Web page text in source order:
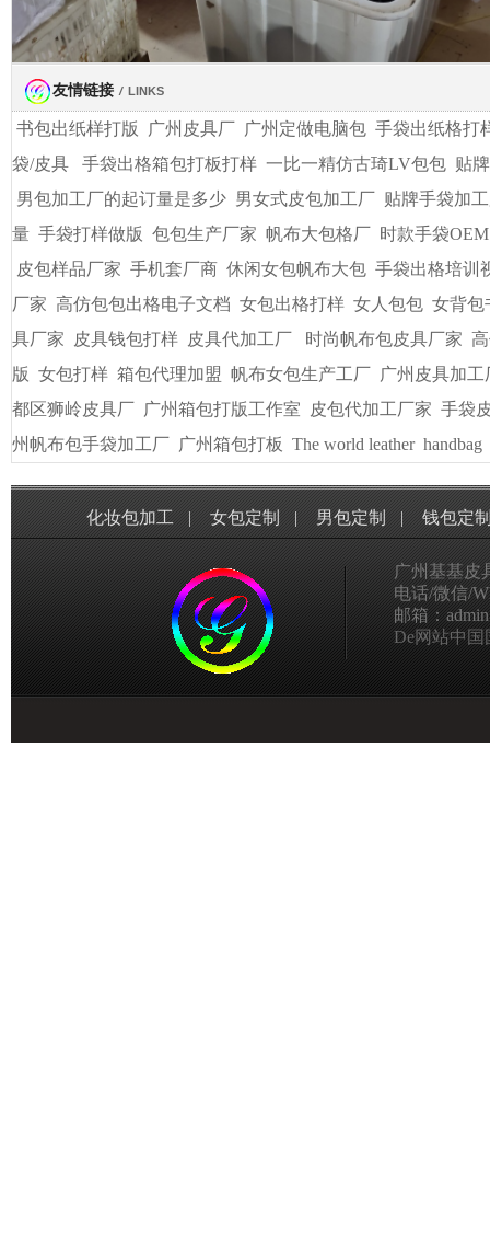
友情链接 / LINKS
书包出纸样打版 广州皮具厂 广州定做电脑包 手袋出纸格打
袋/皮具
手袋出格箱包打板打样 一比一精仿古琦LV包包 贴
男包加工厂的起订量是多少 男女式皮包加工厂 贴牌手袋加
量 手袋打样做版 包包生产厂家 帆布大包格厂 时款手袋OEM
皮包样品厂家 手机套厂商 休闲女包帆布大包 手袋出格培训
厂家 高仿包包出格电子文档 女包出格打样 女人包包 女背包
具厂家
皮具钱包打样 皮具代加工厂 时尚帆布包皮具厂家
版 女包打样 箱包代理加盟 帆布女包生产工厂 广州皮具加工
都区狮岭皮具厂 广州箱包打版工作室 皮包代加工厂家 手袋
州帆布包手袋加工厂 广州箱包打板 The world leather handbag
化妆包加工 | 女包定制 | 男包定制 | 钱包定
广州基基皮
电话/微信/
邮箱：
De网站中国